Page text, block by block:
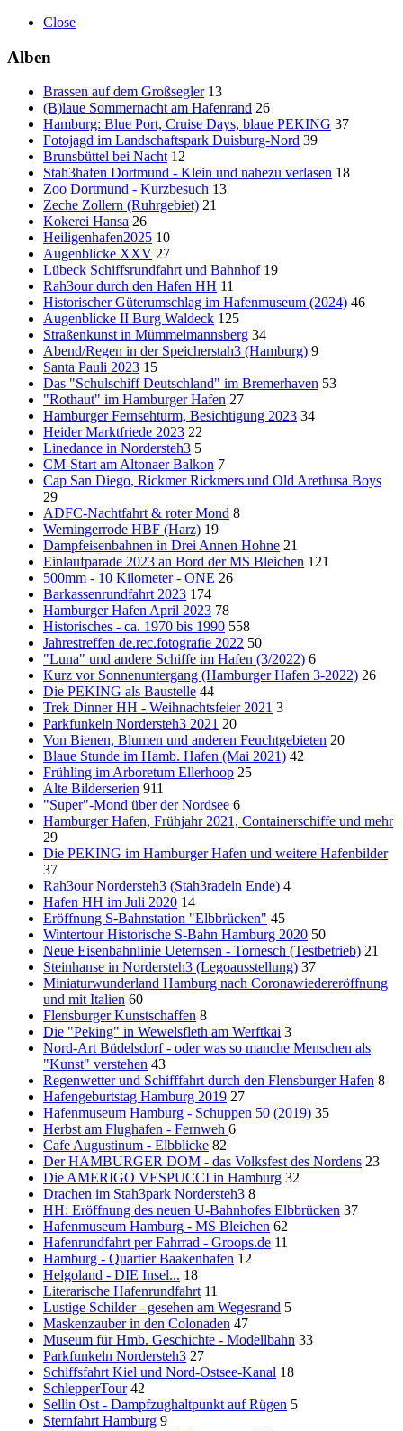
Close
Alben
Brassen auf dem Großsegler 13
(B)laue Sommernacht am Hafenrand 26
Hamburg: Blue Port, Cruise Days, blaue PEKING 37
Fotojagd im Landschaftspark Duisburg-Nord 39
Brunsbüttel bei Nacht 12
Stah3hafen Dortmund - Klein und nahezu verlasen 18
Zoo Dortmund - Kurzbesuch 13
Zeche Zollern (Ruhrgebiet) 21
Kokerei Hansa 26
Heiligenhafen2025 10
Augenblicke XXV 27
Lübeck Schiffsrundfahrt und Bahnhof 19
Rah3our durch den Hafen HH 11
Historischer Güterumschlag im Hafenmuseum (2024) 46
Augenblicke II Burg Waldeck 125
Straßenkunst in Mümmelmannsberg 34
Abend/Regen in der Speicherstah3 (Hamburg) 9
Santa Pauli 2023 15
Das "Schulschiff Deutschland" im Bremerhaven 53
"Rothaut" im Hamburger Hafen 27
Hamburger Fernsehturm, Besichtigung 2023 34
Heider Marktfriede 2023 22
Linedance in Nordersteh3 5
CM-Start am Altonaer Balkon 7
Cap San Diego, Rickmer Rickmers und Old Arethusa Boys
29
ADFC-Nachtfahrt & roter Mond 8
Werningerrode HBF (Harz) 19
Dampfeisenbahnen in Drei Annen Hohne 21
Einlaufparade 2023 an Bord der MS Bleichen 121
500mm - 10 Kilometer - ONE 26
Barkassenrundfahrt 2023 174
Hamburger Hafen April 2023 78
Historisches - ca. 1970 bis 1990 558
Jahrestreffen de.rec.fotografie 2022 50
"Luna" und andere Schiffe im Hafen (3/2022) 6
Kurz vor Sonnenuntergang (Hamburger Hafen 3-2022) 26
Die PEKING als Baustelle 44
Trek Dinner HH - Weihnachtsfeier 2021 3
Parkfunkeln Nordersteh3 2021 20
Von Bienen, Blumen und anderen Feuchtgebieten 20
Blaue Stunde im Hamb. Hafen (Mai 2021) 42
Frühling im Arboretum Ellerhoop 25
Alte Bilderserien 911
"Super"-Mond über der Nordsee 6
Hamburger Hafen, Frühjahr 2021, Containerschiffe und mehr
29
Die PEKING im Hamburger Hafen und weitere Hafenbilder
37
Rah3our Nordersteh3 (Stah3radeln Ende) 4
Hafen HH im Juli 2020 14
Eröffnung S-Bahnstation "Elbbrücken" 45
Wintertour Historische S-Bahn Hamburg 2020 50
Neue Eisenbahnlinie Ueternsen - Tornesch (Testbetrieb) 21
Steinhanse in Nordersteh3 (Legoausstellung) 37
Miniaturwunderland Hamburg nach Coronawiedereröffnung
und mit Italien 60
Flensburger Kunstschaffen 8
Die "Peking" in Wewelsfleth am Werftkai 3
Nord-Art Büdelsdorf - oder was so manche Menschen als
"Kunst" verstehen 43
Regenwetter und Schifffahrt durch den Flensburger Hafen 8
Hafengeburtstag Hamburg 2019 27
Hafenmuseum Hamburg - Schuppen 50 (2019) 35
Herbst am Flughafen - Fernweh 6
Cafe Augustinum - Elbblicke 82
Der HAMBURGER DOM - das Volksfest des Nordens 23
Die AMERIGO VESPUCCI in Hamburg 32
Drachen im Stah3park Nordersteh3 8
HH: Eröffnung des neuen U-Bahnhofes Elbbrücken 37
Hafenmuseum Hamburg - MS Bleichen 62
Hafenrundfahrt per Fahrrad - Groops.de 11
Hamburg - Quartier Baakenhafen 12
Helgoland - DIE Insel... 18
Literarische Hafenrundfahrt 11
Lustige Schilder - gesehen am Wegesrand 5
Maskenzauber in den Colonaden 47
Museum für Hmb. Geschichte - Modellbahn 33
Parkfunkeln Nordersteh3 27
Schiffsfahrt Kiel und Nord-Ostsee-Kanal 18
SchlepperTour 42
Sellin Ost - Dampfzughaltpunkt auf Rügen 5
Sternfahrt Hamburg 9